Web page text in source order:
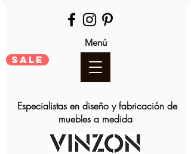
Menú
SALE
Especialistas en diseño y fabricación de
muebles a medida